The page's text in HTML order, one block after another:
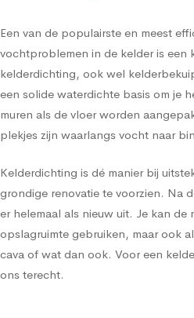
Een van de populairste en meest
vochtproblemen in de kelder is een
kelderdichting, ook wel
een solide waterdichte basis om je
muren als de vloer worden
plekjes zijn waarlangs vocht naar
Kelderdichting is dé manier bij
grondige renovatie te voorzien. Na
er helemaal als nieuw uit. Je kan de
opslagruimte gebruiken, maar ook
cava of wat dan ook. Voor een
ons terecht.